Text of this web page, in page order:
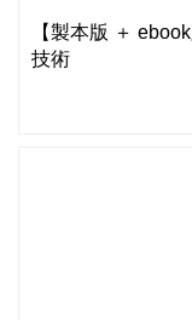
【製本版 ＋
技術